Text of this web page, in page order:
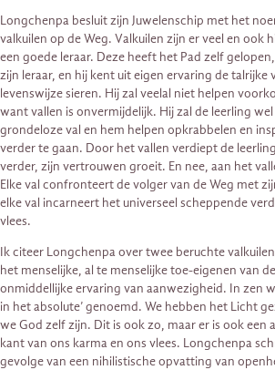
Longchenpa besluit zijn Juwelenschip met het
valkuilen op de Weg. Valkuilen zijn er veel en ook
een goede leraar. Deze heeft het Pad zelf
zijn leraar, en hij kent uit eigen ervaring de talrijke
levenswijze sieren. Hij zal veelal niet helpen
want vallen is onvermijdelijk. Hij zal de leerling
grondeloze val en hem helpen opkrabbelen en
verder te gaan. Door het vallen verdiept de
verder, zijn vertrouwen groeit. En nee, aan het
Elke val confronteert de volger van de Weg met
elke val incarneert het universeel scheppende
vlees.
Ik citeer Longchenpa over twee beruchte
het menselijke, al te menselijke toe-eigenen van
onmiddellijke ervaring van aanwezigheid. In zen
in het absolute’ genoemd. We hebben het Licht
we God zelf zijn. Dit is ook zo, maar er is ook een
kant van ons karma en ons vlees. Longchenpa
gevolge van een nihilistische opvatting van